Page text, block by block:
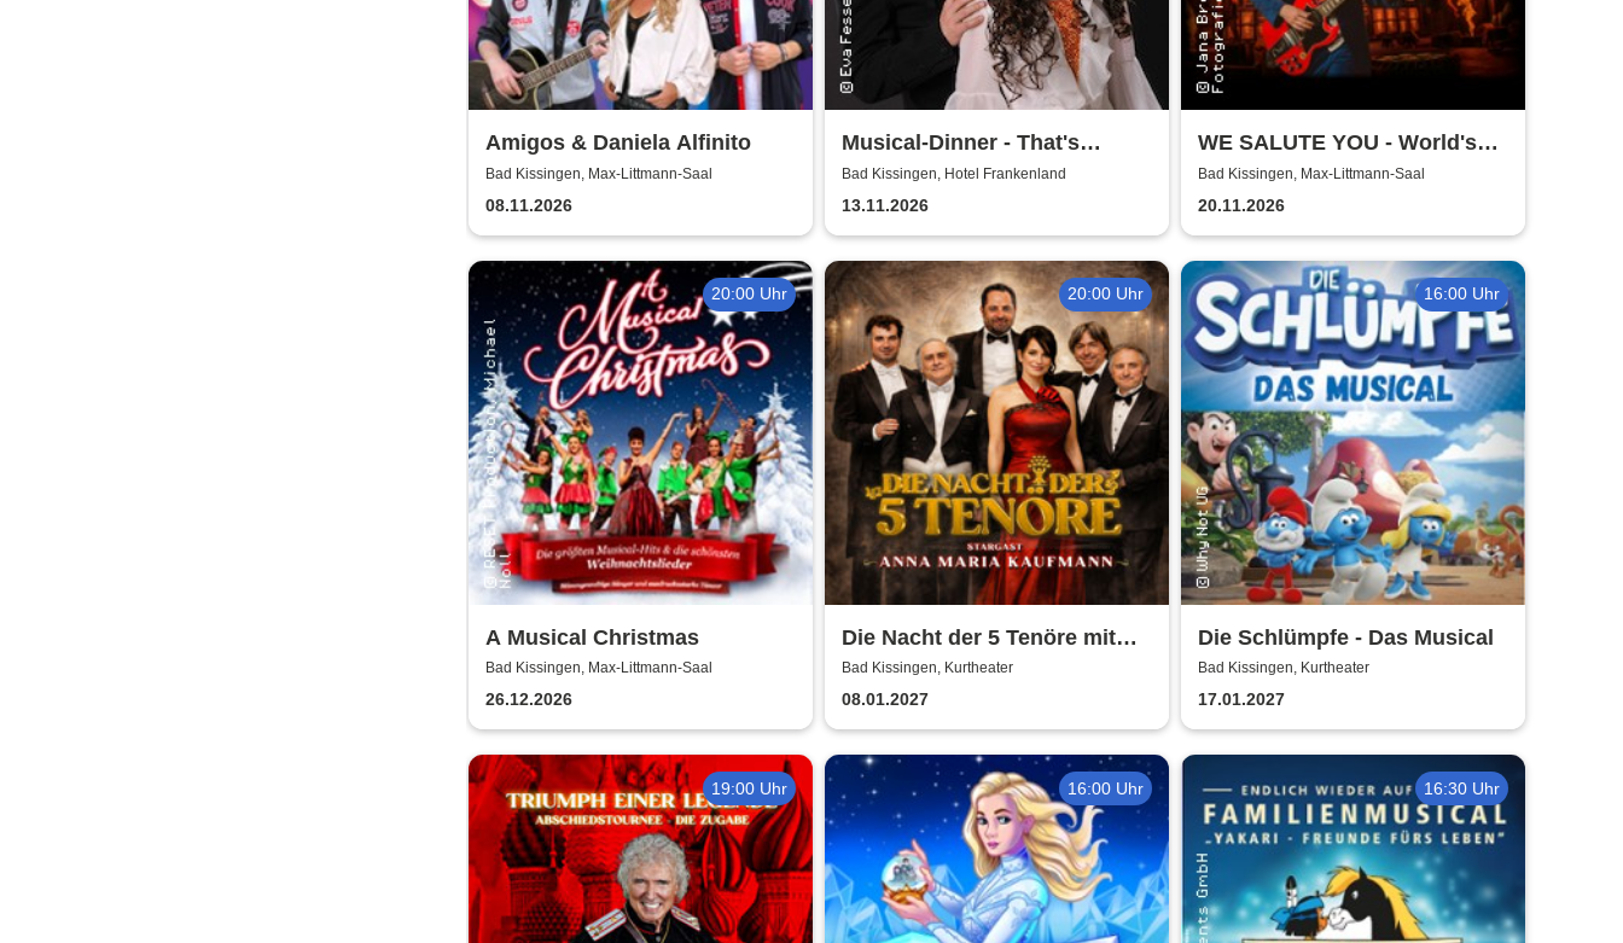
Amigos & Daniela Alfinito
Bad Kissingen, Max-Littmann-Saal
08.11.2026
Musical-Dinner - That's
Entertainment
Bad Kissingen, Hotel Frankenland
13.11.2026
WE SALUTE YOU - World's
biggest Tribute to AC/DC
Bad Kissingen, Max-Littmann-Saal
20.11.2026
20:00 Uhr
A Musical Christmas
Bad Kissingen, Max-Littmann-Saal
26.12.2026
20:00 Uhr
Die Nacht der 5 Tenöre mit
Anna Maria Kaufmann
Bad Kissingen, Kurtheater
08.01.2027
16:00 Uhr
Die Schlümpfe - Das Musical
Bad Kissingen, Kurtheater
17.01.2027
19:00 Uhr 16:00 Uhr 16:30 Uhr